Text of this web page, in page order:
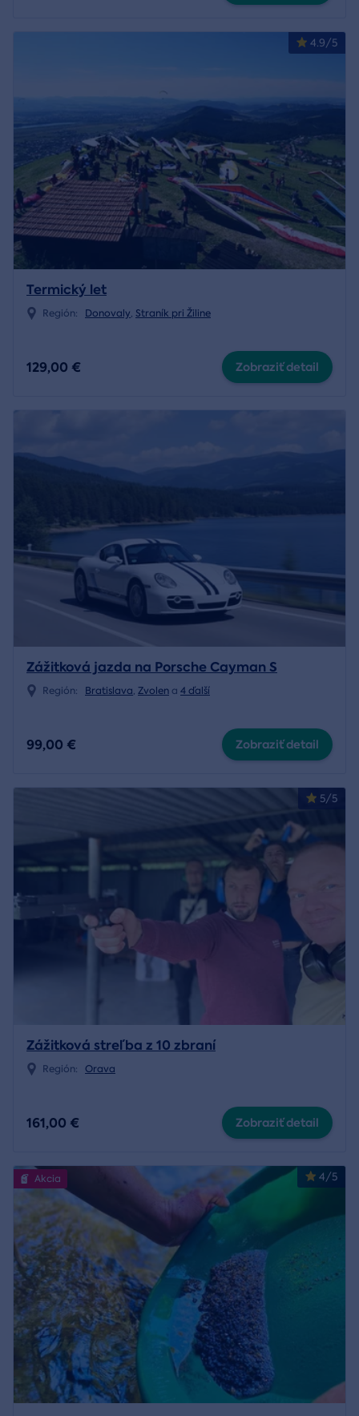
4.9/5
Termický let
Región: Donovaly, Straník pri Žiline
129,00 € Zobraziť detail
Zážitková jazda na Porsche Cayman S
Región: Bratislava, Zvolen a 4 ďalší
99,00 € Zobraziť detail
5/5
Zážitková streľba z 10 zbraní
Región: Orava
161,00 € Zobraziť detail
4/5
Akcia